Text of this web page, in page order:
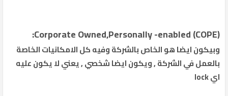
Corporate Owned,Personally -enabled (COPE):
وبيكون ايضا هو الخاص بالشركة وفيه كل الامكانيات الخاصة
بالعمل في الشركة , ويكون ايضا شخصي , يعني لا يكون عليه
اي lock